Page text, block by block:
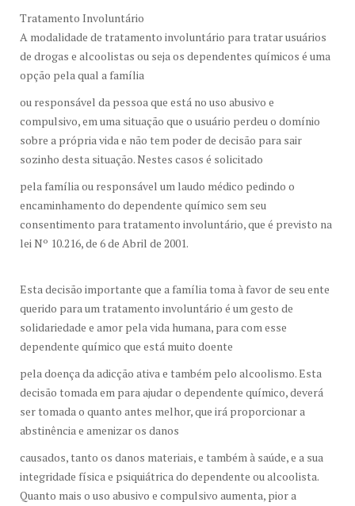
Tratamento Involuntário
A modalidade de tratamento involuntário para tratar usuários
de drogas e alcoolistas ou seja os dependentes químicos é uma
opção pela qual a família
ou responsável da pessoa que está no uso abusivo e
compulsivo, em uma situação que o usuário perdeu o domínio
sobre a própria vida e não tem poder de decisão para sair
sozinho desta situação. Nestes casos é solicitado
pela família ou responsável um laudo médico pedindo o
encaminhamento do dependente químico sem seu
consentimento para tratamento involuntário, que é previsto na
lei Nº 10.216, de 6 de Abril de 2001.
Esta decisão importante que a família toma à favor de seu ente
querido para um tratamento involuntário é um gesto de
solidariedade e amor pela vida humana, para com esse
dependente químico que está muito doente
pela doença da adicção ativa e também pelo alcoolismo. Esta
decisão tomada em para ajudar o dependente químico, deverá
ser tomada o quanto antes melhor, que irá proporcionar a
abstinência e amenizar os danos
causados, tanto os danos materiais, e também à saúde, e a sua
integridade física e psiquiátrica do dependente ou alcoolista.
Quanto mais o uso abusivo e compulsivo aumenta, pior a